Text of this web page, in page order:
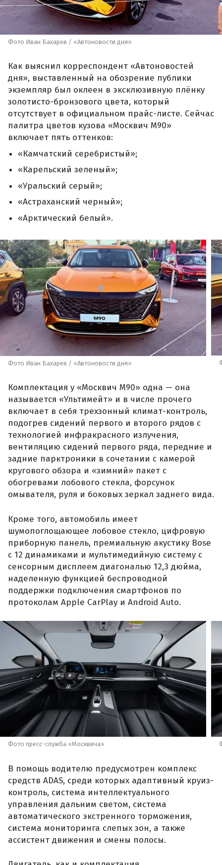
Фото Иван Бахарев / «Автоновости дня»
Как выяснил корреспондент «Автоновостей
дня», выставленный на обозрение публики
экземпляр был оклеен в эксклюзивную плёнку
золотисто-бронзового цвета, который
отсутствует в официальном прайс-листе. Сейчас
палитра цветов кузова «Москвич М90»
включает пять оттенков:
«Камчатский серебристый»;
«Карельский зеленый»;
«Уральский серый»;
«Астраханский черный»;
«Арктический белый».
Фото Иван Бахарев / «Автоновости дня»
Комплектация у «Москвич М90» одна — она
называется «Ультимейт» и в числе прочего
включает в себя трехзонный климат-контроль,
подогрев сидений первого и второго рядов с
технологией инфракрасного излучения,
вентиляцию сидений первого ряда, передние и
задние парктроники в сочетании с камерой
кругового обзора и «зимний» пакет с
обогревами лобового стекла, форсунок
омывателя, руля и боковых зеркал заднего вида.
Кроме того, автомобиль имеет
шумопоглощающее лобовое стекло, цифровую
приборную панель, премиальную акустику Bose
с 12 динамиками и мультимедийную систему с
сенсорным дисплеем диагональю 12,3 дюйма,
наделенную функцией беспроводной
поддержки подключения смартфонов по
протоколам Apple CarPlay и Android Auto.
Фото пресс-служба «Москвича»
В помощь водителю предусмотрен комплекс
средств ADAS, среди которых адаптивный круиз-
контроль, система интеллектуального
управления дальним светом, система
автоматического экстренного торможения,
система мониторинга слепых зон, а также
ассистент движения и смены полосы.